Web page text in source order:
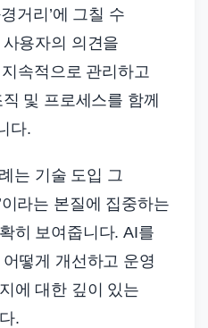
거리’에 그칠 수
용자의 의견을
속적으로 관리하고
및 프로세스를 함께
다.
는 기술 도입 그
이라는 본질에 집중하는
히 보여줍니다. AI를
떻게 개선하고 운영
에 대한 깊이 있는
.